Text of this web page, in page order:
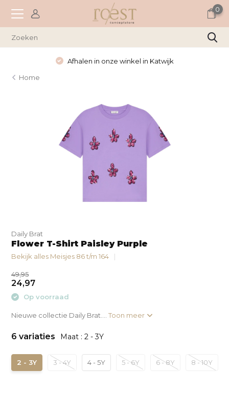
0
Afhalen in onze winkel in Katwijk
Home
Daily Brat
Flower T-Shirt Paisley Purple
Bekijk alles Meisjes 86 t/m 164
49,95
24,97
Op voorraad
Nieuwe collectie Daily Brat....Toon meer
6 variaties Maat : 2 - 3Y
2 - 3Y 3 - 4Y 4 - 5Y 5 - 6Y 6 - 8Y 8 - 10Y